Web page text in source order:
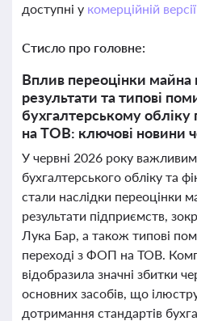
доступні у комерційній
Стисло про головне:
Вплив переоцінки майна
результати та типові
бухгалтерському
на ТОВ: ключові новини
У червні 2026 року
бухгалтерського обліку та
стали наслідки переоцінки
результати підприємств,
Лука Бар, а також типові
переході з ФОП на ТОВ.
відобразила значні збитки
основних засобів, що
дотримання стандартів